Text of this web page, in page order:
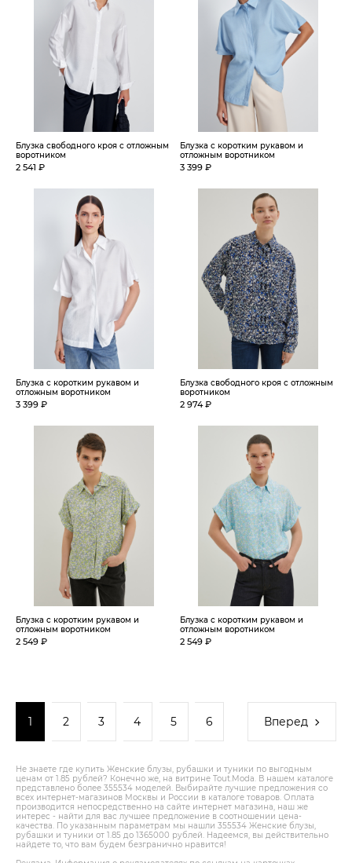
Блузка свободного кроя с отложным
воротником
2 541 ₽
Блузка с коротким рукавом и
отложным воротником
3 399 ₽
Блузка с коротким рукавом и
отложным воротником
3 399 ₽
Блузка свободного кроя с отложным
воротником
2 974 ₽
Блузка с коротким рукавом и
отложным воротником
2 549 ₽
Блузка с коротким рукавом и
отложным воротником
2 549 ₽
1 2 3 4 5 6 Вперед
Не знаете где купить Женские блузы, рубашки и туники по выгодным
ценам от 1.85 рублей? Конечно же, на витрине Tout.Modа. В нашем каталоге
представлено более 355534 моделей. Выбирайте лучшие предложения со
всех интернет-магазинов Москвы и России в каталоге товаров. Оплата
производится непосредственно на сайте интернет магазина, наш же
интерес - найти для вас лучшее предложение в соотношении цена-
качества. По указанным параметрам мы нашли 355534 Женские блузы,
рубашки и туники от 1.85 до 1365000 рублей. Надеемся, вы действительно
найдете то, что вам будем безгранично нравится!